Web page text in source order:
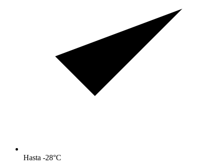
Hasta -28°C